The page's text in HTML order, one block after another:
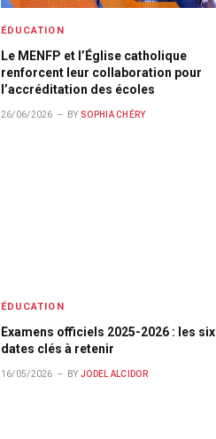
ÉDUCATION
Le MENFP et l’Église catholique
renforcent leur collaboration pour
l’accréditation des écoles
26/06/2026 BY SOPHIA CHÉRY
ÉDUCATION
Examens officiels 2025-2026 : les six
dates clés à retenir
16/05/2026 BY JODEL ALCIDOR